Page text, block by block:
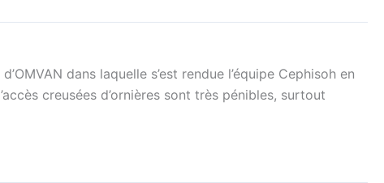
dans laquelle s’est rendue l’équipe Cephisoh en
creusées d’ornières sont très pénibles, surtout